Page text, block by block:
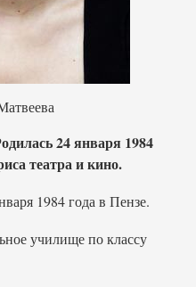
24 января 1984
театра и кино.
1984 года в Пензе.
училище по классу